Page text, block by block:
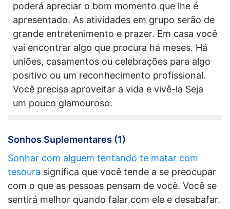
poderá apreciar o bom momento que lhe é
apresentado. As atividades em grupo serão de
grande entretenimento e prazer. Em casa você
vai encontrar algo que procura há meses. Há
uniões, casamentos ou celebrações para algo
positivo ou um reconhecimento profissional.
Você precisa aproveitar a vida e vivê-la Seja
um pouco glamouroso.
Sonhos Suplementares (1)
Sonhar com alguem tentando te matar com
tesoura significa que você tende a se preocupar
com o que as pessoas pensam de você. Você se
sentirá melhor quando falar com ele e desabafar.